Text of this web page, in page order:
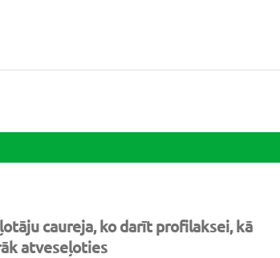
caureja, ko darīt profilaksei, kā
atveseļoties